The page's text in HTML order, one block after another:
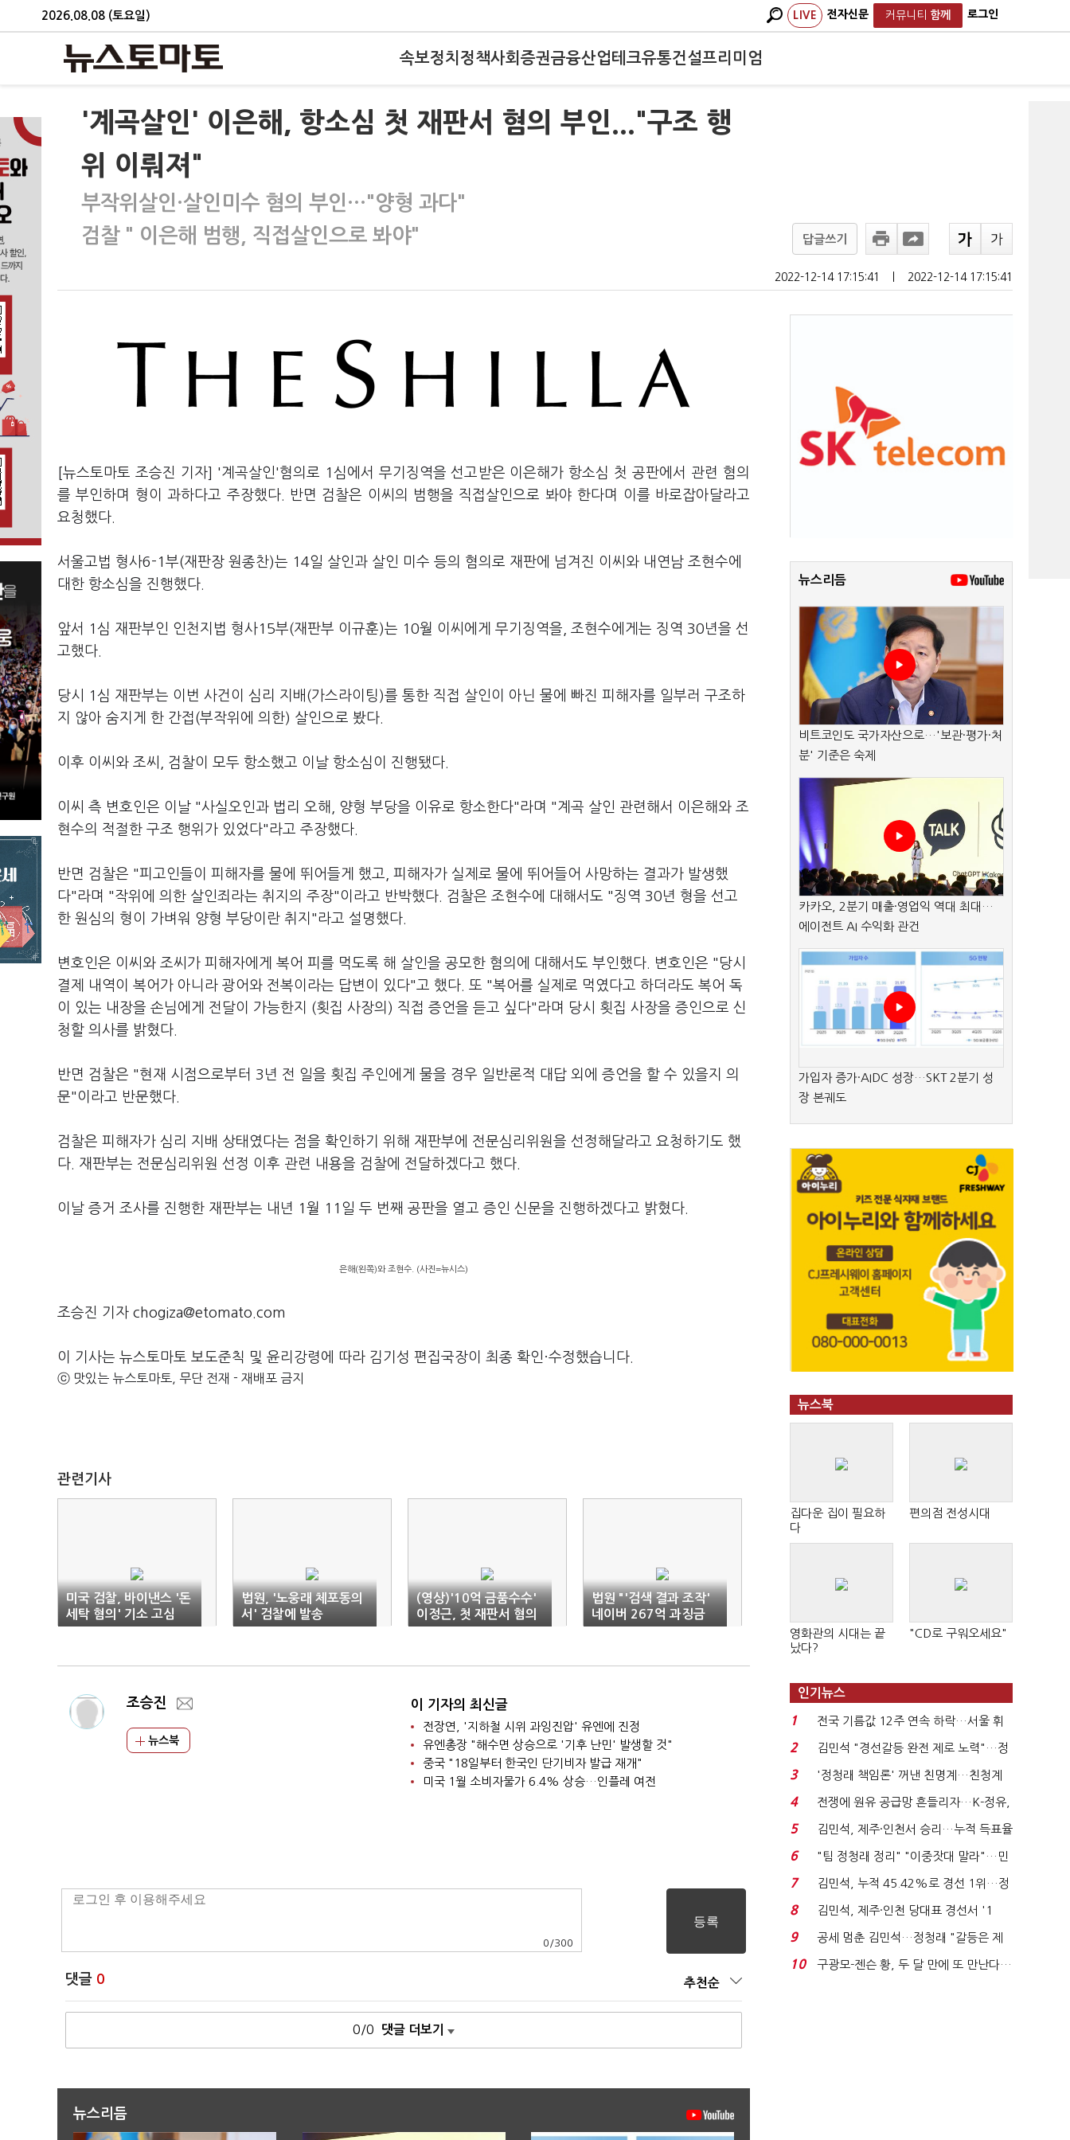
2026.08.08 (토요일) LIVE 전자신문 커뮤니티 함께 로그인
속보정치 정책사회 증권금융산업테크유통건설프리미엄
'계곡살인' 이은해, 항소심 첫 재판서 혐의 부인..."구조 행
위 이뤄져"
부작위살인·살인미수 혐의 부인…"양형 과다"
검찰 " 이은해 범행, 직접살인으로 봐야"
답글쓰기
2022-12-14 17:15:41 2022-12-14 17:15:41
[뉴스토마토 조승진 기자] '계곡살인'혐의로 1심에서 무기징역을 선고받은 이은해가 항소심 첫 공판에서 관련 혐의
를 부인하며 형이 과하다고 주장했다. 반면 검찰은 이씨의 범행을 직접살인으로 봐야 한다며 이를 바로잡아달라고
요청했다.
서울고법 형사6-1부(재판장 원종찬)는 14일 살인과 살인 미수 등의 혐의로 재판에 넘겨진 이씨와 내연남 조현수에
대한 항소심을 진행했다.
앞서 1심 재판부인 인천지법 형사15부(재판부 이규훈)는 10월 이씨에게 무기징역을, 조현수에게는 징역 30년을 선
고했다.
당시 1심 재판부는 이번 사건이 심리 지배(가스라이팅)를 통한 직접 살인이 아닌 물에 빠진 피해자를 일부러 구조하
지 않아 숨지게 한 간접(부작위에 의한) 살인으로 봤다.
이후 이씨와 조씨, 검찰이 모두 항소했고 이날 항소심이 진행됐다.
이씨 측 변호인은 이날 "사실오인과 법리 오해, 양형 부당을 이유로 항소한다"라며 "계곡 살인 관련해서 이은해와 조
현수의 적절한 구조 행위가 있었다"라고 주장했다.
반면 검찰은 "피고인들이 피해자를 물에 뛰어들게 했고, 피해자가 실제로 물에 뛰어들어 사망하는 결과가 발생했
다"라며 "작위에 의한 살인죄라는 취지의 주장"이라고 반박했다. 검찰은 조현수에 대해서도 "징역 30년 형을 선고
한 원심의 형이 가벼워 양형 부당이란 취지"라고 설명했다.
변호인은 이씨와 조씨가 피해자에게 복어 피를 먹도록 해 살인을 공모한 혐의에 대해서도 부인했다. 변호인은 "당시
결제 내역이 복어가 아니라 광어와 전복이라는 답변이 있다"고 했다. 또 "복어를 실제로 먹였다고 하더라도 복어 독
이 있는 내장을 손님에게 전달이 가능한지 (횟집 사장의) 직접 증언을 듣고 싶다"라며 당시 횟집 사장을 증인으로 신
청할 의사를 밝혔다.
반면 검찰은 "현재 시점으로부터 3년 전 일을 횟집 주인에게 물을 경우 일반론적 대답 외에 증언을 할 수 있을지 의
문"이라고 반문했다.
검찰은 피해자가 심리 지배 상태였다는 점을 확인하기 위해 재판부에 전문심리위원을 선정해달라고 요청하기도 했
다. 재판부는 전문심리위원 선정 이후 관련 내용을 검찰에 전달하겠다고 했다.
이날 증거 조사를 진행한 재판부는 내년 1월 11일 두 번째 공판을 열고 증인 신문을 진행하겠다고 밝혔다.
은해(왼쪽)와 조현수. (사진=뉴시스)
조승진 기자 chogiza@etomato.com
이 기사는 뉴스토마토 보도준칙 및 윤리강령에 따라 김기성 편집국장이 최종 확인·수정했습니다.
ⓒ 맛있는 뉴스토마토, 무단 전재 - 재배포 금지
관련기사
미국 검찰, 바이낸스 '돈
세탁 혐의' 기소 고심
"결론은 아직"
법원, '노웅래 체포동의
서' 검찰에 발송
(영상)'10억 금품수수'
이정근, 첫 재판서 혐의
부인
법원 "'검색 결과 조작'
네이버 267억 과징금
제재 정당"
조승진
뉴스북
이 기자의 최신글
전장연, '지하철 시위 과잉진압' 유엔에 진정
유엔총장 "해수면 상승으로 '기후 난민' 발생할 것"
중국 "18일부터 한국인 단기비자 발급 재개"
미국 1월 소비자물가 6.4% 상승…인플레 여전
0 /300
댓글 0 추천순
0/0 댓글 더보기
뉴스리듬
뉴스리듬
비트코인도 국가자산으로…'보관·평가·처
분' 기준은 숙제
카카오, 2분기 매출·영업익 역대 최대…
에이전트 AI 수익화 관건
가입자 증가·AIDC 성장…SKT 2분기 성
장 본궤도
뉴스북
집다운 집이 필요하
다
편의점 전성시대
영화관의 시대는 끝
났다?
"CD로 구워오세요"
인기뉴스
1
전국 기름값 12주 연속 하락…서울 휘
발윳값 1909원...
2
김민석 "경선갈등 완전 제로 노력"…정
청래 "반명 공세 사...
3
'정청래 책임론' 꺼낸 친명계…친청계
는 추가투표 때리기...
4
전쟁에 원유 공급망 흔들리자…K-정유,
에너지안보 핵심...
5
김민석, 제주·인천서 승리…누적 득표율
'1위 탈환'(종합)...
6
"팀 정청래 정리" "이중잣대 말라"…민
주 최고위원 계파 다...
7
김민석, 누적 45.42%로 경선 1위…정
청래와 격차 0.86%p(...
8
김민석, 제주·인천 당대표 경선서 '1
위'(1보)...
9
공세 멈춘 김민석…정청래 "갈등은 제
가 수습"
10
구광모-젠슨 황, 두 달 만에 또 만난다…